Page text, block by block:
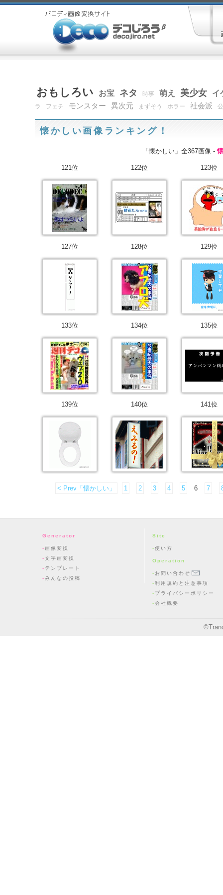
おもしろい お宝 ネタ 時事 萌え 美少女 イ
ラ フェチ モンスター 異次元 まずそう ホラー 社会派
懐かしい画像ランキング！
「懐かしい」全367画像 -
121位 122位 123位
127位 128位 129位
133位 134位 135位
139位 140位 141位
< Prev「懐かしい」 1 2 3 4 5 6 7
Generator
画像変換
文字画変換
テンプレート
みんなの投稿
Site
使い方
Operation
お問い合わせ
利用規約と注意事項
プライバシーポリシー
会社概要
©